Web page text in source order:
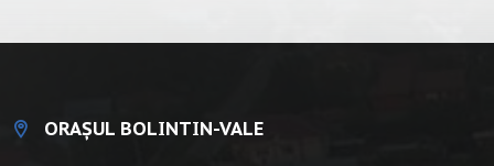
ORAȘUL BOLINTIN-VALE